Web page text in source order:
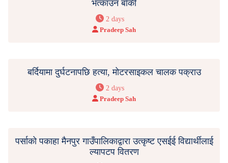
भत्काउन बाँकी
2 days
Pradeep Sah
बर्दियामा दुर्घटनापछि हत्या, मोटरसाइकल चालक पक्राउ
2 days
Pradeep Sah
पर्साको पकाहा मैनपुर गाउँपालिकाद्वारा उत्कृष्ट एसईई विद्यार्थीलाई
ल्यापटप वितरण